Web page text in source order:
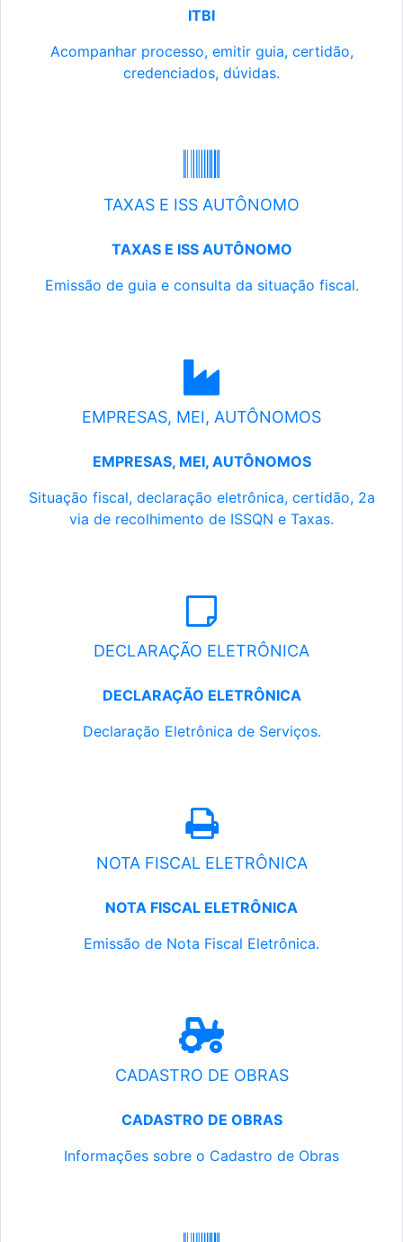
ITBI
Acompanhar processo, emitir guia, certidão,
credenciados, dúvidas.
TAXAS E ISS AUTÔNOMO
TAXAS E ISS AUTÔNOMO
Emissão de guia e consulta da situação fiscal.
EMPRESAS, MEI, AUTÔNOMOS
EMPRESAS, MEI, AUTÔNOMOS
Situação fiscal, declaração eletrônica, certidão, 2a
via de recolhimento de ISSQN e Taxas.
DECLARAÇÃO ELETRÔNICA
DECLARAÇÃO ELETRÔNICA
Declaração Eletrônica de Serviços.
NOTA FISCAL ELETRÔNICA
NOTA FISCAL ELETRÔNICA
Emissão de Nota Fiscal Eletrônica.
CADASTRO DE OBRAS
CADASTRO DE OBRAS
Informações sobre o Cadastro de Obras